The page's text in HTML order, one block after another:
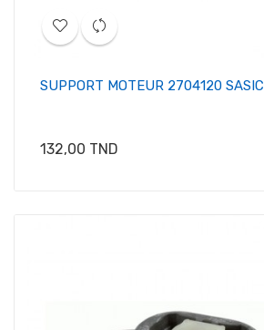
SUPPORT MOTEUR 2704120 SASIC
Prix
132,00 TND